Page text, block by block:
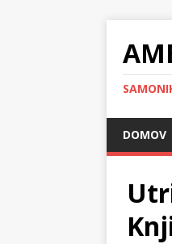
DOMOV